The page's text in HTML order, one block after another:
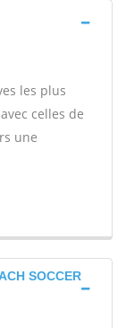
les plus
celles de
une
SOCCER